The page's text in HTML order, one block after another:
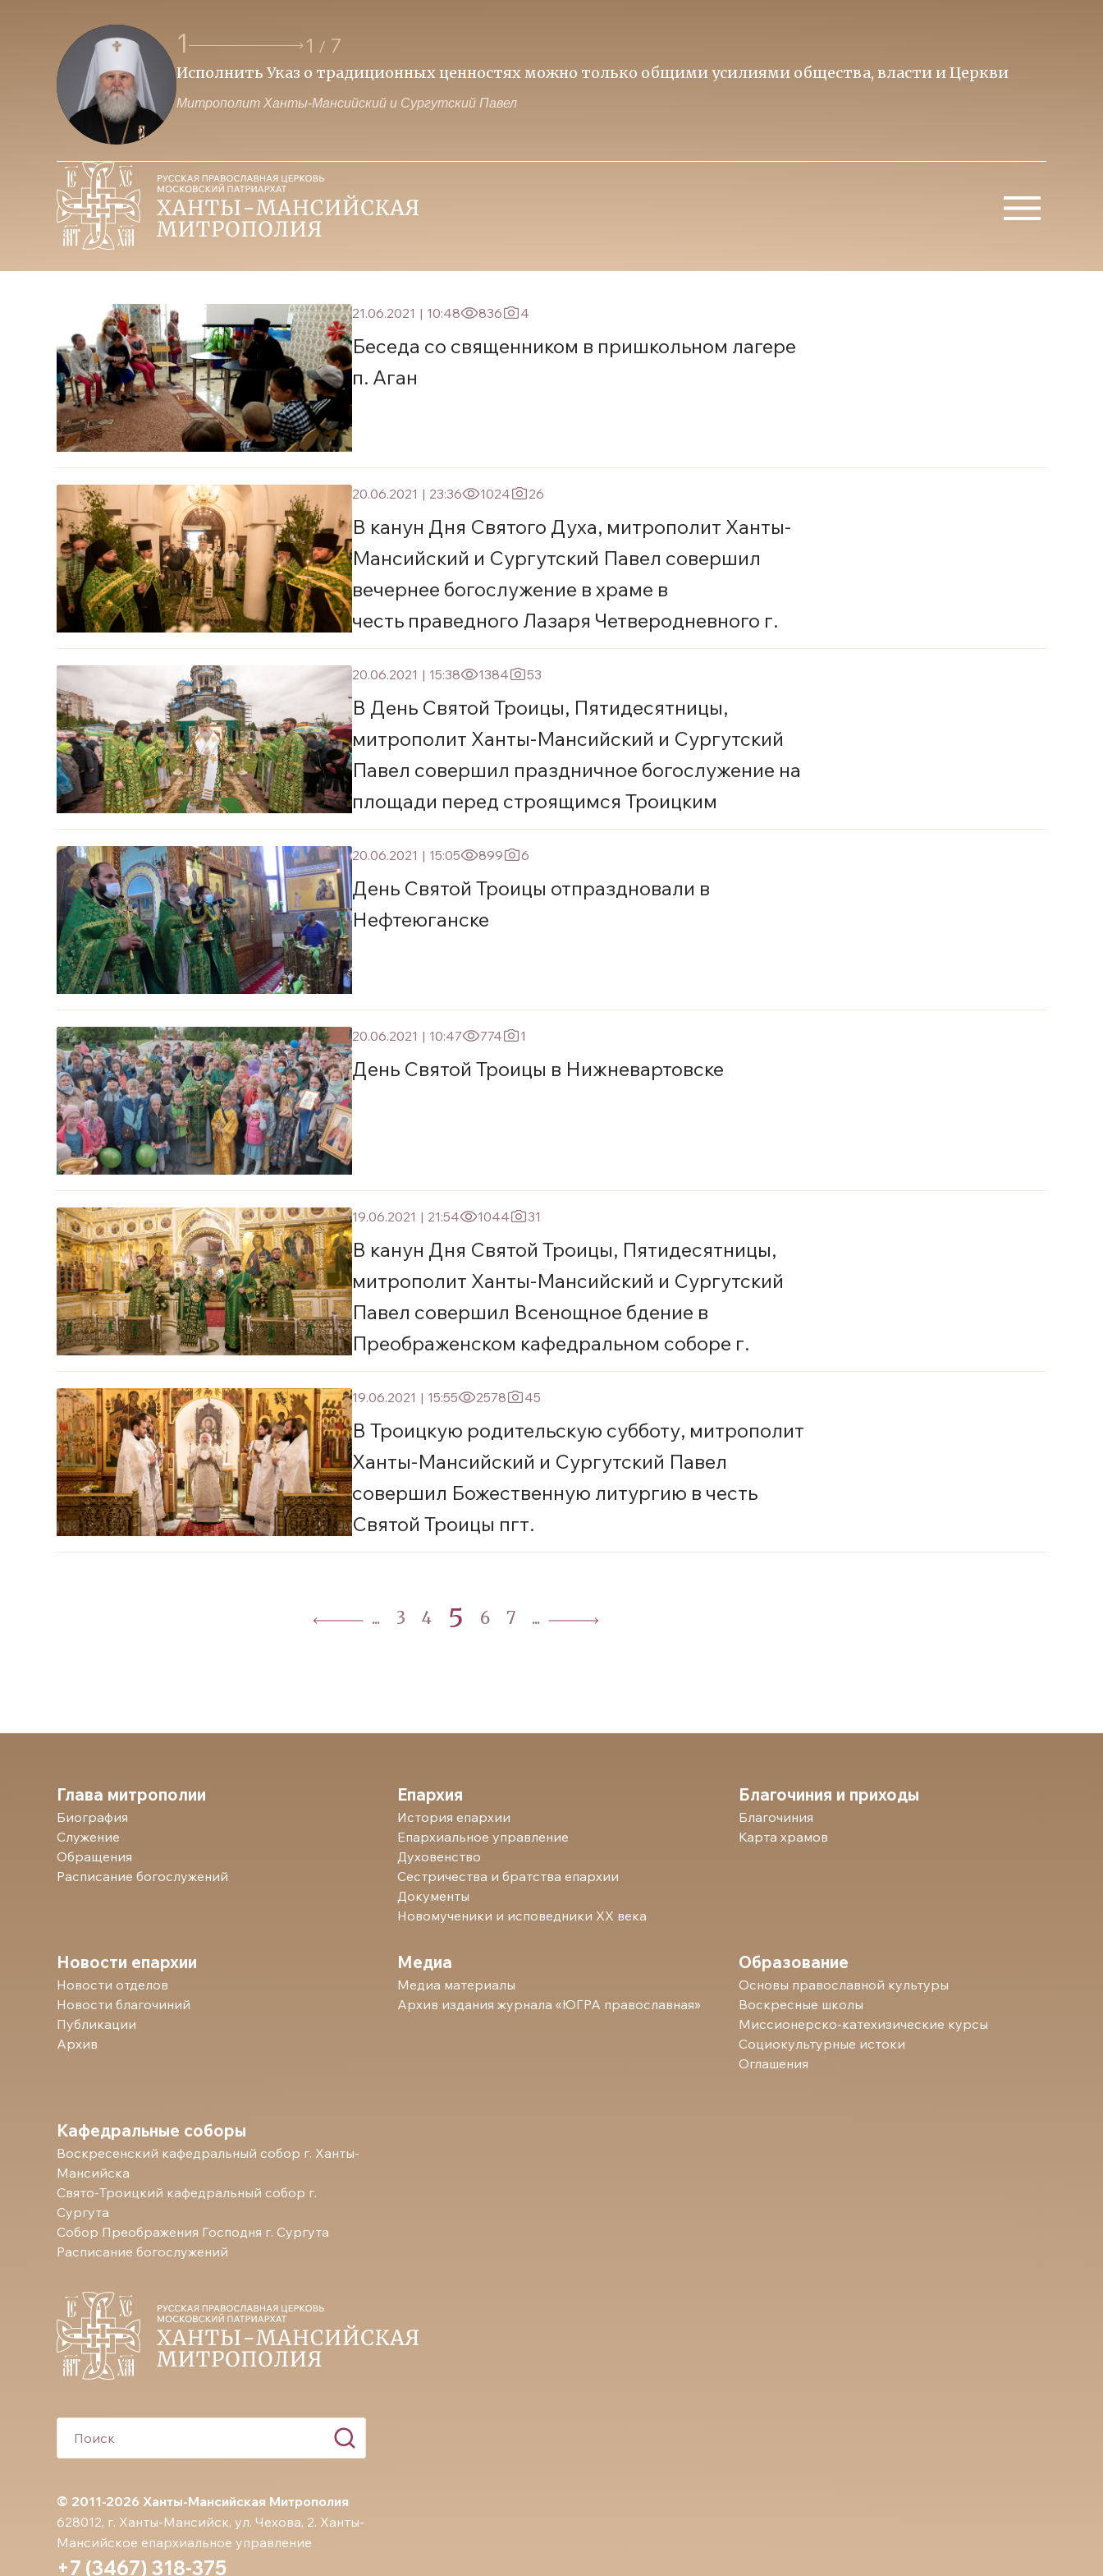
1 1 / 7
Исполнить Указ о традиционных ценностях можно только общими усилиями общества, власти и Церкви
Митрополит Ханты-Мансийский и Сургутский Павел
21.06.2021 | 10:48 836 4
Беседа со священником в пришкольном лагере
п. Аган
20.06.2021 | 23:36 1024 26
В канун Дня Святого Духа, митрополит Ханты-
Мансийский и Сургутский Павел совершил
вечернее богослужение в храме в
честь праведного Лазаря Четверодневного г.
Сургута
20.06.2021 | 15:38 1384 53
В День Святой Троицы, Пятидесятницы,
митрополит Ханты-Мансийский и Сургутский
Павел совершил праздничное богослужение на
площади перед строящимся Троицким
кафедральным собором г. Сургута
20.06.2021 | 15:05 899 6
День Святой Троицы отпраздновали в
Нефтеюганске
20.06.2021 | 10:47 774 1
День Святой Троицы в Нижневартовске
19.06.2021 | 21:54 1044 31
В канун Дня Святой Троицы, Пятидесятницы,
митрополит Ханты-Мансийский и Сургутский
Павел совершил Всенощное бдение в
Преображенском кафедральном соборе г.
Сургута
19.06.2021 | 15:55 2578 45
В Троицкую родительскую субботу, митрополит
Ханты-Мансийский и Сургутский Павел
совершил Божественную литургию в честь
Святой Троицы пгт.
Пойковский, Нефтеюганского района
... 3 4 5 6 7 ...
© 2011-2026 Ханты-Мансийская Митрополия
628012, г. Ханты-Мансийск, ул. Чехова, 2. Ханты-
Мансийское епархиальное управление
+7 (3467) 318-375
Глава митрополии
Биография
Служение
Обращения
Расписание богослужений
Епархия
История епархии
Епархиальное управление
Духовенство
Сестричества и братства епархии
Документы
Новомученики и исповедники ХХ века
Благочиния и приходы
Благочиния
Карта храмов
Новости епархии
Новости отделов
Новости благочиний
Публикации
Архив
Медиа
Медиа материалы
Архив издания журнала «ЮГРА православная»
Образование
Основы православной культуры
Воскресные школы
Миссионерско-катехизические курсы
Социокультурные истоки
Оглашения
Кафедральные соборы
Воскресенский кафедральный собор г. Ханты-
Мансийска
Свято-Троицкий кафедральный собор г.
Сургута
Собор Преображения Господня г. Сургута
Расписание богослужений